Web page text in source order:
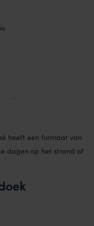
heeft een formaat van
dagen op het strand of